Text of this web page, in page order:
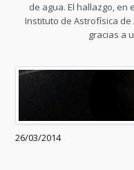
de agua. El hallazgo,
Instituto de Astrofísica de
gracias a
26/03/2014